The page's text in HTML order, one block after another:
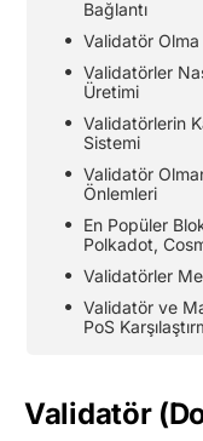
Bağlantı
Validatör
Validatörler
Üretimi
Validatörlerin
Sistemi
Validatör
Önlemleri
En Popüler
Polkadot,
Validatörler
Validatör ve
PoS
Validatör